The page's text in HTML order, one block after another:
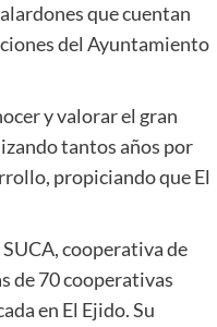
que cuentan
del Ayuntamiento
y valorar el gran
tantos años por
propiciando que El
cooperativa de
de 70 cooperativas
en El Ejido. Su